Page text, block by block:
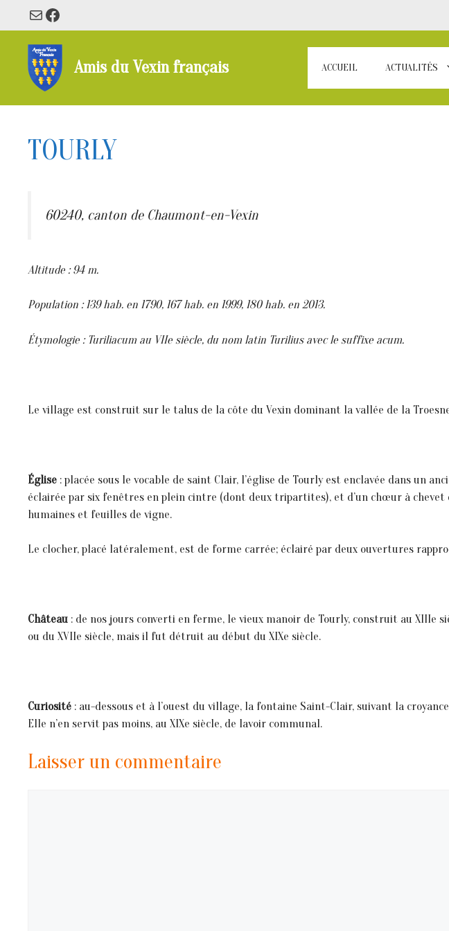
contenu
E-mailFacebook
Amis du Vexin français ACCUEIL ACTUALITÉS
TOURLY
60240, canton de Chaumont-en-Vexin
Altitude : 94 m.
Population : 139 hab. en 1790, 167 hab. en 1999, 180 hab. en 2013.
Étymologie : Turiliacum au VIIe siècle, du nom latin Turilius avec le suffixe acum.
Le village est construit sur le talus de la côte du Vexin dominant la vallée de la
Église : placée sous le vocable de saint Clair, l’église de Tourly est enclavée dans un
éclairée par six fenêtres en plein cintre (dont deux tripartites), et d’un chœur à
humaines et feuilles de vigne.
Le clocher, placé latéralement, est de forme carrée; éclairé par deux ouvertures
Château : de nos jours converti en ferme, le vieux manoir de Tourly, construit au XIIIe
ou du XVIIe siècle, mais il fut détruit au début du XIXe siècle.
Curiosité : au-dessous et à l’ouest du village, la fontaine Saint-Clair, suivant la
Elle n’en servit pas moins, au XIXe siècle, de lavoir communal.
Laisser un commentaire